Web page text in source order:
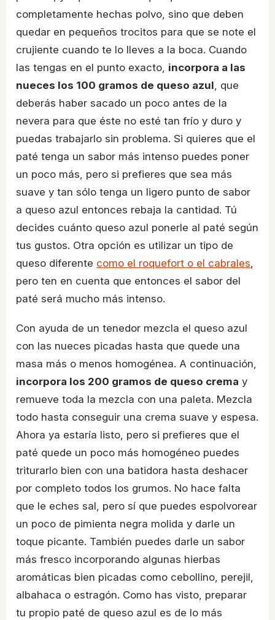
completamente hechas polvo, sino que deben
quedar en pequeños trocitos para que se note el
crujiente cuando te lo lleves a la boca. Cuando
las tengas en el punto exacto, incorpora a las
nueces los 100 gramos de queso azul, que
deberás haber sacado un poco antes de la
nevera para que éste no esté tan frío y duro y
puedas trabajarlo sin problema. Si quieres que el
paté tenga un sabor más intenso puedes poner
un poco más, pero si prefieres que sea más
suave y tan sólo tenga un ligero punto de sabor
a queso azul entonces rebaja la cantidad. Tú
decides cuánto queso azul ponerle al paté según
tus gustos. Otra opción es utilizar un tipo de
queso diferente como el roquefort o el cabrales,
pero ten en cuenta que entonces el sabor del
paté será mucho más intenso.
Con ayuda de un tenedor mezcla el queso azul
con las nueces picadas hasta que quede una
masa más o menos homogénea. A continuación,
incorpora los 200 gramos de queso crema y
remueve toda la mezcla con una paleta. Mezcla
todo hasta conseguir una crema suave y espesa.
Ahora ya estaría listo, pero si prefieres que el
paté quede un poco más homogéneo puedes
triturarlo bien con una batidora hasta deshacer
por completo todos los grumos. No hace falta
que le eches sal, pero sí que puedes espolvorear
un poco de pimienta negra molida y darle un
toque picante. También puedes darle un sabor
más fresco incorporando algunas hierbas
aromáticas bien picadas como cebollino, perejil,
albahaca o estragón. Como has visto, preparar
tu propio paté de queso azul es de lo más